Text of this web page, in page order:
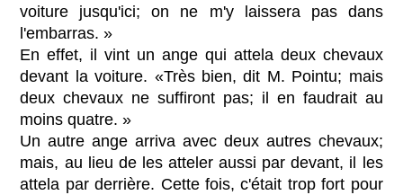
voiture jusqu'ici; on ne m'y laissera pas dans
l'embarras. »
En effet, il vint un ange qui attela deux chevaux
devant la voiture. «Très bien, dit M. Pointu; mais
deux chevaux ne suffiront pas; il en faudrait au
moins quatre. »
Un autre ange arriva avec deux autres chevaux;
mais, au lieu de les atteler aussi par devant, il les
attela par derrière. Cette fois, c'était trop fort pour